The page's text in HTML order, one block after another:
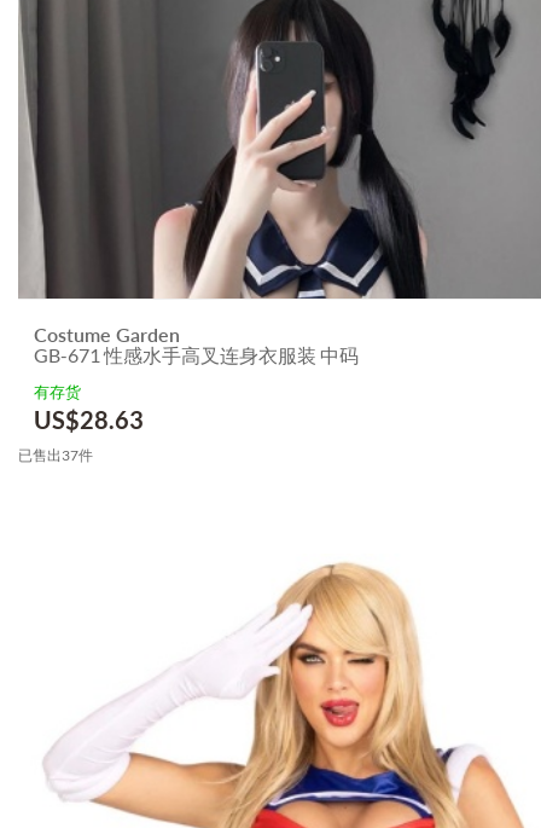
Costume Garden
GB-671 性感水手高叉连身衣服装 中码
有存货
US$28.63
已售出37件